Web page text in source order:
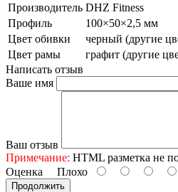
Производитель DHZ Fitness
Профиль
100×50×2,5 мм
Цвет обивки
черный (другие
Цвет рамы
графит (другие
Написать отзыв
Ваше имя
Ваш отзыв
Примечание: HTML разметка не
Оценка Плохо
Продолжить